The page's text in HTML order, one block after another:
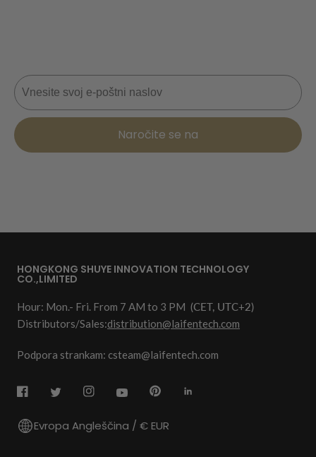
E-pošta
Naročite se na
HONGKONG SHUYE INNOVATION TECHNOLOGY
CO.,LIMITED
Hour: Mon.- Fri. From 7 AM to 3 PM (CET, UTC+2)
Distributors/Sales:distribution@laifentech.com
Podpora strankam: csteam@laifentech.com
Evropa Angleščina / € EUR